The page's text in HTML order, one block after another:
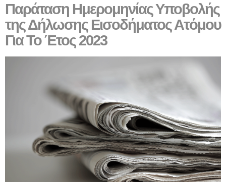
Παράταση Ημερομηνίας Υποβολής
της Δήλωσης Εισοδήματος Ατόμου
Για Το Έτος 2023